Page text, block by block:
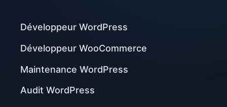
Développeur WordPress
Développeur WooCommerce
Maintenance WordPress
Audit WordPress